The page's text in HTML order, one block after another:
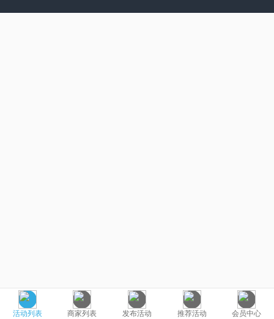
活动列表 商家列表 发布活动 推荐活动 会员中心